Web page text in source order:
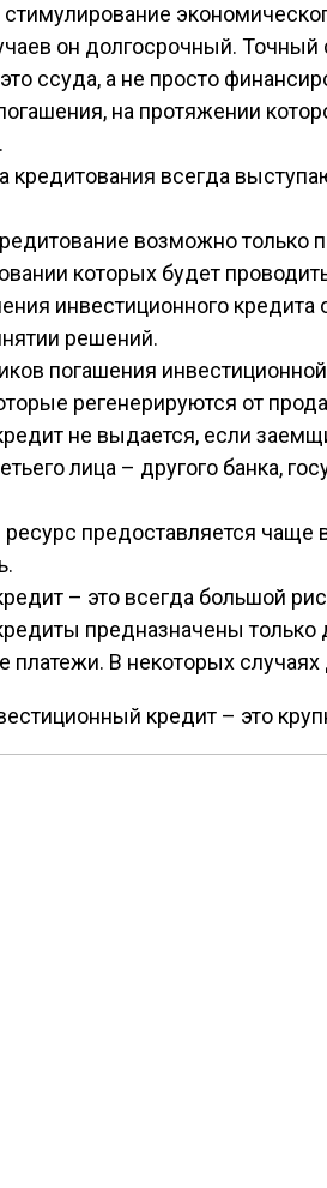
стимулирование
он долгосрочный. Точный
ссуда, а не просто
на протяжении
кредитования всегда
возможно только
которых будет
инвестиционного
решений.
погашения
регенерируются от
не выдается, если
лица – другого банка,
предоставляется
– это всегда большой
предназначены
платежи. В некоторых
кредит – это